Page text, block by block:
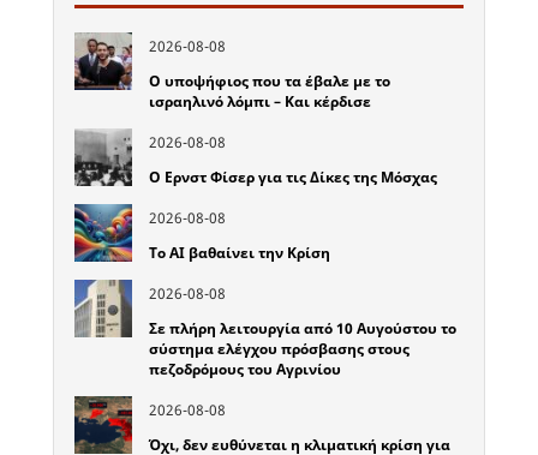
2026-08-08
Ο υποψήφιος που τα έβαλε με το
ισραηλινό λόμπι – Και κέρδισε
2026-08-08
Ο Ερνστ Φίσερ για τις Δίκες της Μόσχας
2026-08-08
Το ΑΙ βαθαίνει την Κρίση
2026-08-08
Σε πλήρη λειτουργία από 10 Αυγούστου το
σύστημα ελέγχου πρόσβασης στους
πεζοδρόμους του Αγρινίου
2026-08-08
Όχι, δεν ευθύνεται η κλιματική κρίση για